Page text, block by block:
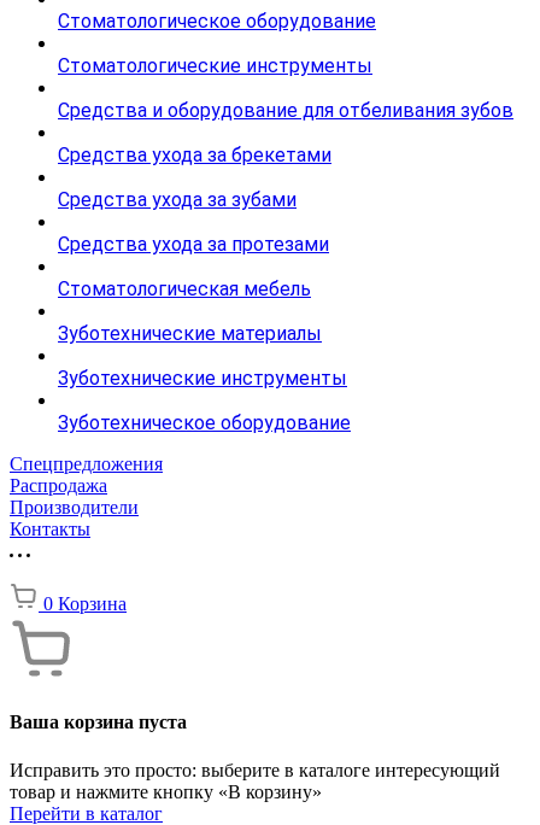
Стоматологическое оборудование
Стоматологические инструменты
Средства и оборудование для отбеливания зубов
Средства ухода за брекетами
Средства ухода за зубами
Средства ухода за протезами
Стоматологическая мебель
Зуботехнические материалы
Зуботехнические инструменты
Зуботехническое оборудование
Спецпредложения
Распродажа
Производители
Контакты
0 Корзина
Ваша корзина пуста
Исправить это просто: выберите в каталоге интересующий
товар и нажмите кнопку «В корзину»
Перейти в каталог